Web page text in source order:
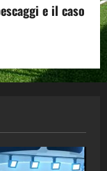
e il caso